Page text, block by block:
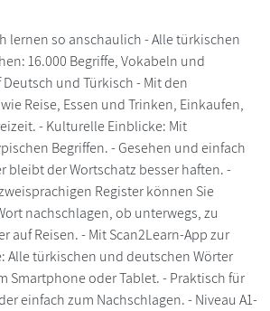
lernen so anschaulich - Alle türkischen
16.000 Begriffe, Vokabeln und
und Türkisch - Mit den
Reise, Essen und Trinken, Einkaufen,
- Kulturelle Einblicke: Mit
Begriffen. - Gesehen und einfach
bleibt der Wortschatz besser haften. -
Register können Sie
nachschlagen, ob unterwegs, zu
auf Reisen. - Mit Scan2Learn-App zur
Alle türkischen und deutschen Wörter
Smartphone oder Tablet. - Praktisch für
einfach zum Nachschlagen. - Niveau A1-